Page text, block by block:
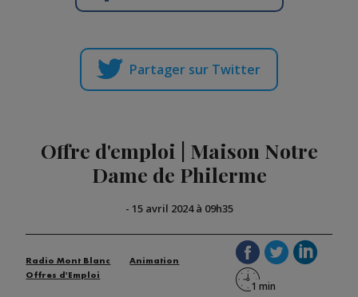
Partager sur Twitter
Offre d'emploi | Maison Notre
Dame de Philerme
- 15 avril 2024 à 09h35
Radio Mont Blanc
Animation
Offres d'Emploi